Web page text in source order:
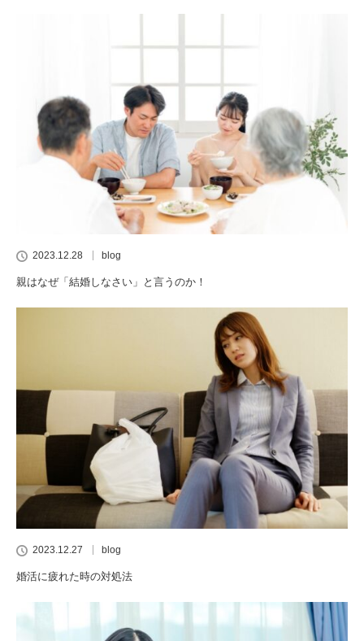
2023.12.28 blog
親はなぜ「結婚しなさい」と言うのか！
2023.12.27 blog
婚活に疲れた時の対処法